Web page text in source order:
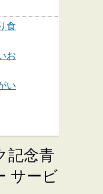
食
お
い
記念青
サービ